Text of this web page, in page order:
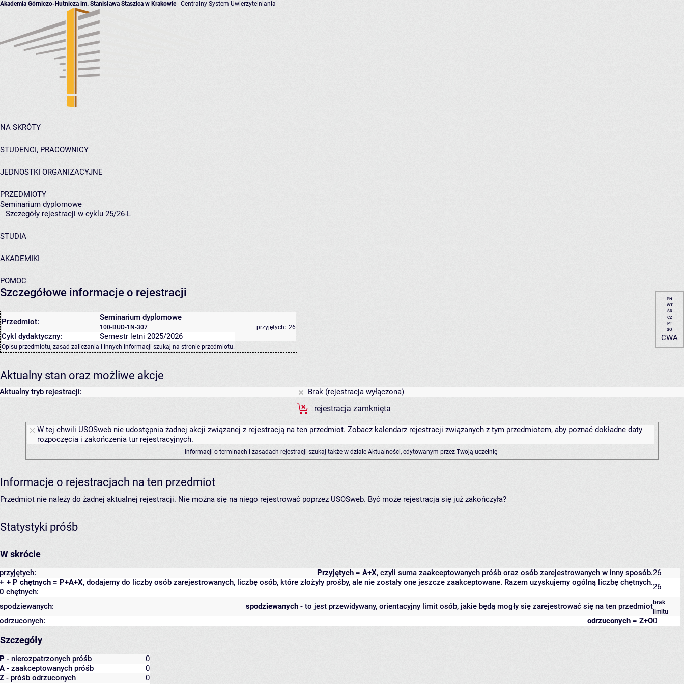
Akademia Górniczo-Hutnicza im. Stanisława Staszica w Krakowie- Centralny System Uwierzytelniania
NA SKRÓTY
STUDENCI, PRACOWNICY
JEDNOSTKI ORGANIZACYJNE
PRZEDMIOTY
Seminarium dyplomowe
Szczegóły rejestracji w cyklu 25/26-L
STUDIA
AKADEMIKI
POMOC
Szczegółowe informacje o rejestracji
Przedmiot: Seminarium dyplomowe
100-BUD-1N-307 przyjętych: 26
Cykl dydaktyczny: Semestr letni 2025/2026
Opisu przedmiotu, zasad zaliczania i innych informacji szukaj na stronie przedmiotu.
PN
WT
ŚR
CZ
PT
SO
CWA
Aktualny stan oraz możliwe akcje
Aktualny tryb rejestracji:
Brak (rejestracja wyłączona)
rejestracja zamknięta
W tej chwili USOSweb nie udostępnia żadnej akcji związanej z rejestracją na ten przedmiot. Zobacz kalendarz rejestracji związanych z tym przedmiotem, aby poznać dokładne daty
rozpoczęcia i zakończenia tur rejestracyjnych.
Informacji o terminach i zasadach rejestracji szukaj także w dziale Aktualności, edytowanym przez Twoją uczelnię
Informacje o rejestracjach na ten przedmiot
Przedmiot nie należy do żadnej aktualnej rejestracji. Nie można się na niego rejestrować poprzez USOSweb. Być może rejestracja się już zakończyła?
Statystyki próśb
W skrócie
Przyjętych = A+X, czyli suma zaakceptowanych próśb oraz osób zarejestrowanych w inny sposób.
przyjętych:
26
+ P chętnych = P+A+X, dodajemy do liczby osób zarejestrowanych, liczbę osób, które złożyły prośby, ale nie zostały one jeszcze zaakceptowane. Razem uzyskujemy ogólną liczbę chętnych.
+
0 chętnych:
26
spodziewanych - to jest przewidywany, orientacyjny limit osób, jakie będą mogły się zarejestrować się na ten przedmiot
spodziewanych:
brak
limitu
odrzuconych = Z+O
odrzuconych: 0
Szczegóły
P - nierozpatrzonych próśb
0
A - zaakceptowanych próśb
0
Z - próśb odrzuconych
0